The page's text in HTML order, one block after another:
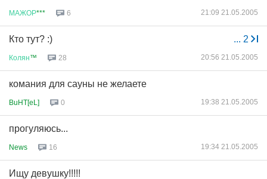
МАЖОР*** 6 21:09 21.05.2005
... 2
Кто тут? :)
Колян™ 28 20:56 21.05.2005
комания для сауны не желаете
BuHT[eL] 0 19:38 21.05.2005
прогуляюсь...
News 16 19:34 21.05.2005
Ищу девушку!!!!!